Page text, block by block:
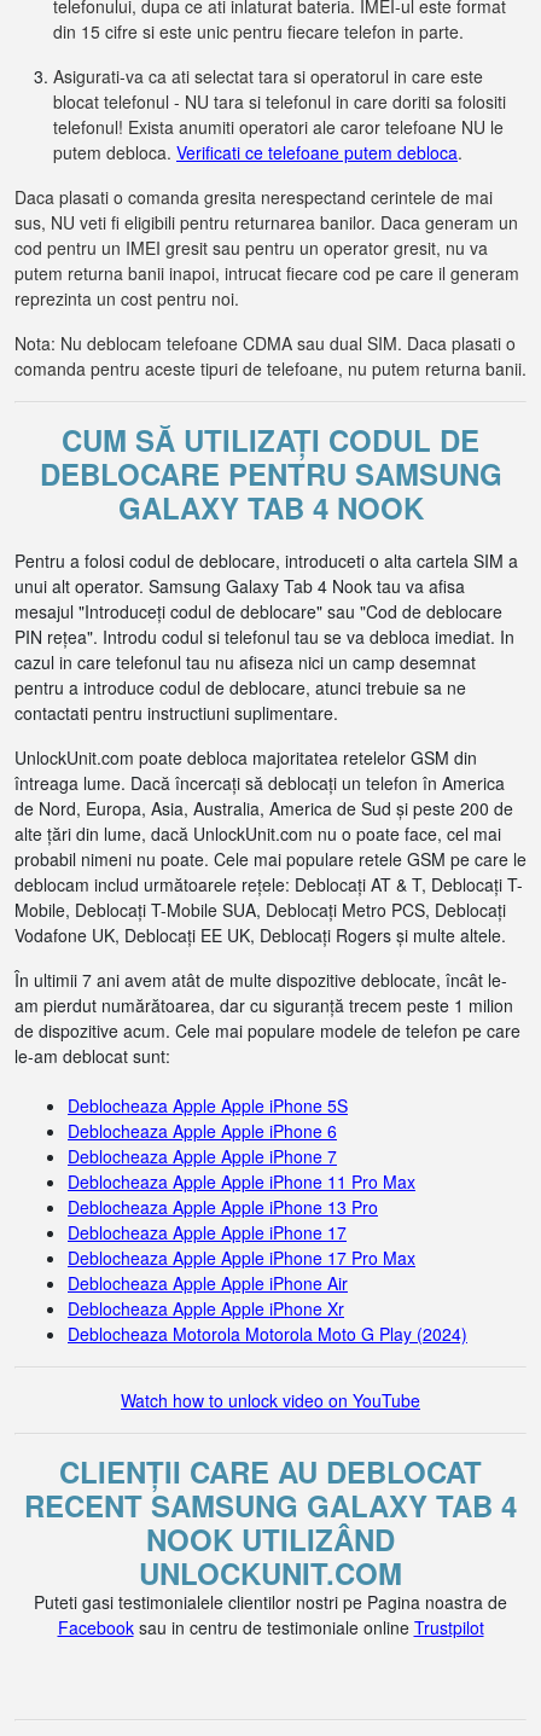
telefonului, dupa ce ati inlaturat bateria. IMEI-ul este format
din 15 cifre si este unic pentru fiecare telefon in parte.
Asigurati-va ca ati selectat tara si operatorul in care este
blocat telefonul - NU tara si telefonul in care doriti sa folositi
telefonul! Exista anumiti operatori ale caror telefoane NU le
putem debloca. Verificati ce telefoane putem debloca.
Daca plasati o comanda gresita nerespectand cerintele de mai
sus, NU veti fi eligibili pentru returnarea banilor. Daca generam un
cod pentru un IMEI gresit sau pentru un operator gresit, nu va
putem returna banii inapoi, intrucat fiecare cod pe care il generam
reprezinta un cost pentru noi.
Nota: Nu deblocam telefoane CDMA sau dual SIM. Daca plasati o
comanda pentru aceste tipuri de telefoane, nu putem returna banii.
CUM SĂ UTILIZAȚI CODUL DE
DEBLOCARE PENTRU SAMSUNG
GALAXY TAB 4 NOOK
Pentru a folosi codul de deblocare, introduceti o alta cartela SIM a
unui alt operator. Samsung Galaxy Tab 4 Nook tau va afisa
mesajul "Introduceți codul de deblocare" sau "Cod de deblocare
PIN rețea". Introdu codul si telefonul tau se va debloca imediat. In
cazul in care telefonul tau nu afiseza nici un camp desemnat
pentru a introduce codul de deblocare, atunci trebuie sa ne
contactati pentru instructiuni suplimentare.
UnlockUnit.com poate debloca majoritatea retelelor GSM din
întreaga lume. Dacă încercați să deblocați un telefon în America
de Nord, Europa, Asia, Australia, America de Sud și peste 200 de
alte țări din lume, dacă UnlockUnit.com nu o poate face, cel mai
probabil nimeni nu poate. Cele mai populare retele GSM pe care le
deblocam includ următoarele rețele: Deblocați AT & T, Deblocați T-
Mobile, Deblocați T-Mobile SUA, Deblocați Metro PCS, Deblocați
Vodafone UK, Deblocați EE UK, Deblocați Rogers și multe altele.
În ultimii 7 ani avem atât de multe dispozitive deblocate, încât le-
am pierdut numărătoarea, dar cu siguranță trecem peste 1 milion
de dispozitive acum. Cele mai populare modele de telefon pe care
le-am deblocat sunt:
Deblocheaza Apple Apple iPhone 5S
Deblocheaza Apple Apple iPhone 6
Deblocheaza Apple Apple iPhone 7
Deblocheaza Apple Apple iPhone 11 Pro Max
Deblocheaza Apple Apple iPhone 13 Pro
Deblocheaza Apple Apple iPhone 17
Deblocheaza Apple Apple iPhone 17 Pro Max
Deblocheaza Apple Apple iPhone Air
Deblocheaza Apple Apple iPhone Xr
Deblocheaza Motorola Motorola Moto G Play (2024)
Watch how to unlock video on YouTube
CLIENȚII CARE AU DEBLOCAT
RECENT SAMSUNG GALAXY TAB 4
NOOK UTILIZÂND
UNLOCKUNIT.COM
Puteti gasi testimonialele clientilor nostri pe Pagina noastra de
Facebooksau in centru de testimoniale online Trustpilot